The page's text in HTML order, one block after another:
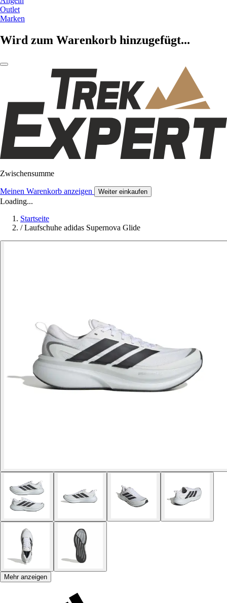
Outlet
Marken
Wird zum Warenkorb hinzugefügt...
Zwischensumme
Meinen Warenkorb anzeigen Weiter einkaufen
Loading...
Startseite
/ Laufschuhe adidas Supernova Glide
Mehr anzeigen